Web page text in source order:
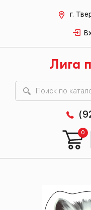
г.
Лига
0